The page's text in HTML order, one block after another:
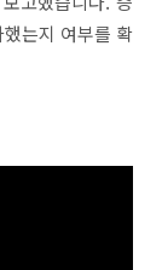
는지 여부를 확